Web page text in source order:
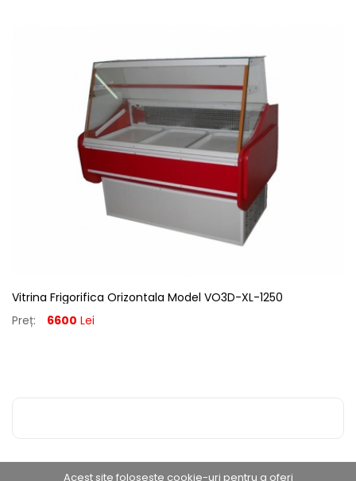
Vitrina Frigorifica Orizontala Model VO3D-XL-1250
Preț:
6600 Lei
Acest site foloseste cookie-uri pentru a oferi